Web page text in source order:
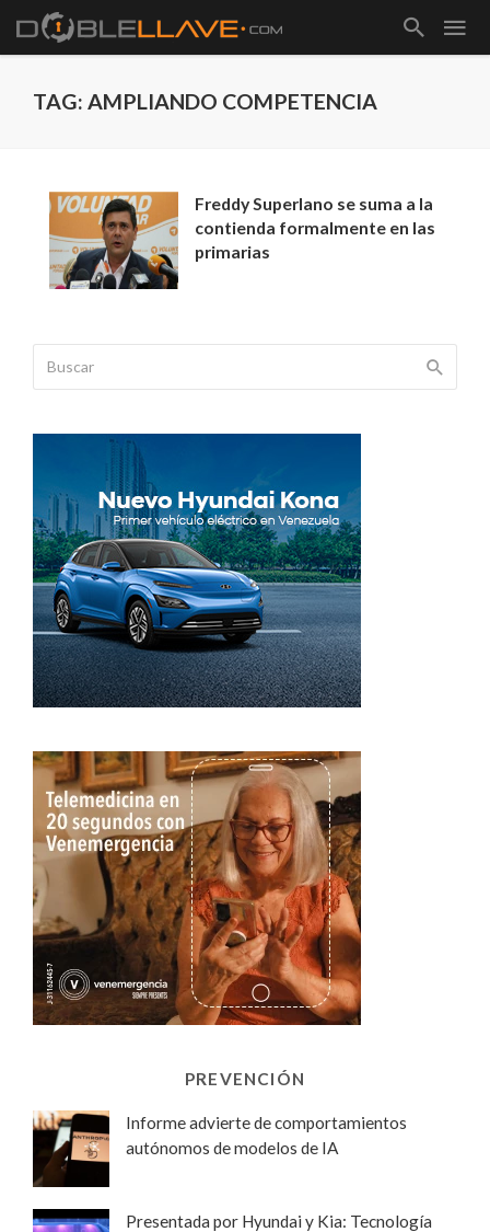
TAG: AMPLIANDO COMPETENCIA
Freddy Superlano se suma a la
contienda formalmente en las
primarias
PREVENCIÓN
Informe advierte de comportamientos
autónomos de modelos de IA
Presentada por Hyundai y Kia: Tecnología